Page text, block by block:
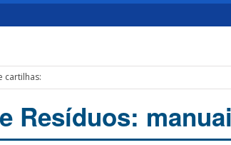
cartilhas:
Resíduos: